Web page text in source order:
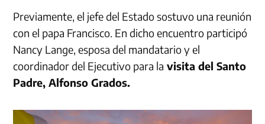
Previamente, el jefe del Estado sostuvo una reunión
con el papa Francisco. En dicho encuentro participó
Nancy Lange, esposa del mandatario y el
coordinador del Ejecutivo para la visita del Santo
Padre, Alfonso Grados.